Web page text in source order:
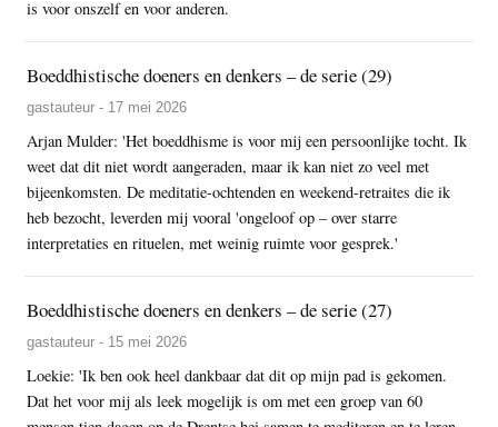
is voor onszelf en voor anderen.
Boeddhistische doeners en denkers – de serie (29)
gastauteur - 17 mei 2026
Arjan Mulder: 'Het boeddhisme is voor mij een persoonlijke tocht. Ik
weet dat dit niet wordt aangeraden, maar ik kan niet zo veel met
bijeenkomsten. De meditatie-ochtenden en weekend-retraites die ik
heb bezocht, leverden mij vooral 'ongeloof op – over starre
interpretaties en rituelen, met weinig ruimte voor gesprek.'
Boeddhistische doeners en denkers – de serie (27)
gastauteur - 15 mei 2026
Loekie: 'Ik ben ook heel dankbaar dat dit op mijn pad is gekomen.
Dat het voor mij als leek mogelijk is om met een groep van 60